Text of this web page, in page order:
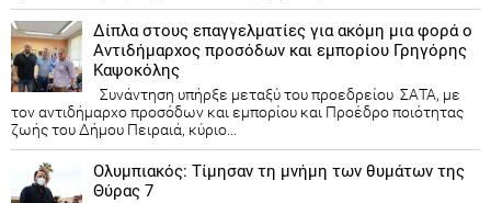
Δίπλα στους επαγγελματίες για ακόμη μια φορά ο
Αντιδήμαρχος προσόδων και εμπορίου Γρηγόρης
Καψοκόλης
Συνάντηση υπήρξε μεταξύ του προεδρείου ΣΑΤΑ, με
τον αντιδήμαρχο προσόδων και εμπορίου και Προέδρο ποιότητας
ζωής του Δήμου Πειραιά, κύριο...
Ολυμπιακός: Τίμησαν τη μνήμη των θυμάτων της
Θύρας 7